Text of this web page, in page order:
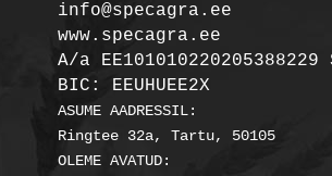
info@specagra.ee
A/a EE101010220205388229
BIC: EEUHUEE2X
ASUME AADRESSIL:
Ringtee 32a, Tartu, 50105
OLEME AVATUD: